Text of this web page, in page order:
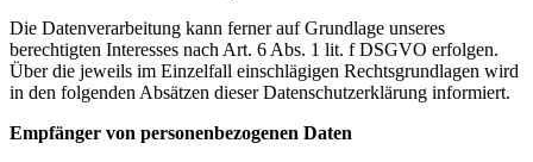
Die Datenverarbeitung kann ferner auf Grundlage unseres
berechtigten Interesses nach Art. 6 Abs. 1 lit. f DSGVO erfolgen.
Über die jeweils im Einzelfall einschlägigen Rechtsgrundlagen wird
in den folgenden Absätzen dieser Datenschutzerklärung informiert.
Empfänger von personenbezogenen Daten